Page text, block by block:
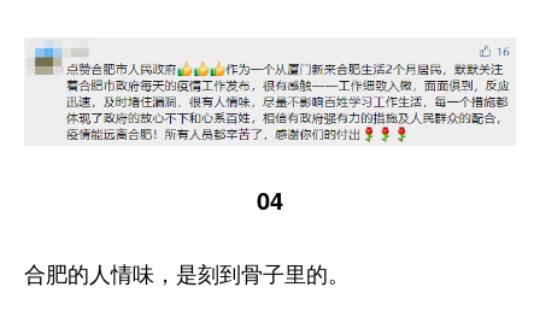
04
合肥的人情味，是刻到骨子里的。